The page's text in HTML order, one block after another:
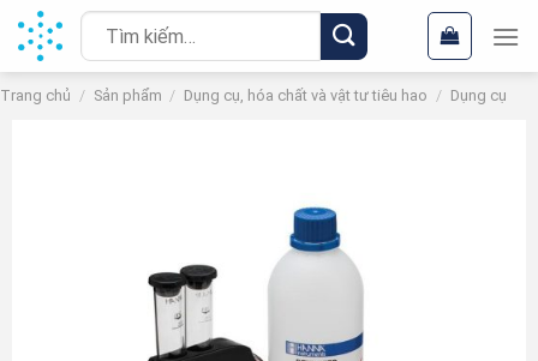
Chuyển
đến
nội
dung
Tìm
kiếm:
Trang chủ / Sản phẩm / Dụng cụ, hóa chất và vật tư tiêu hao / Dụng cụ